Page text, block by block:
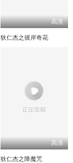
高清
狄仁杰之彼岸奇花
高清
狄仁杰之降魔咒